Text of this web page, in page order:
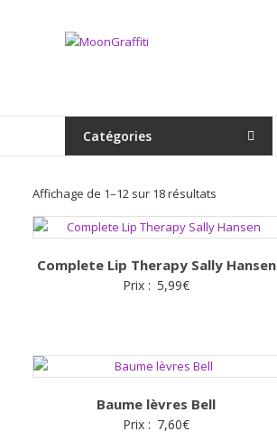
MoonGraffiti
Catégories
Affichage de 1–12 sur 18 résultats
par
popularité
Complete Lip Therapy Sally Hansen
Prix : 5,99€
Baume lèvres Bell
Prix : 7,60€